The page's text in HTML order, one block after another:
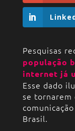
Pesquisas
população
internet já
Esse dado
se tornarem
Brasil.